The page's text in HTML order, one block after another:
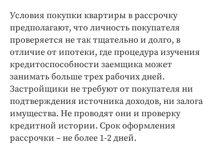
Условия покупки квартиры в рассрочку
предполагают, что личность покупателя
проверяется не так тщательно и долго, в
отличие от ипотеки, где процедура изучения
кредитоспособности заемщика может
занимать больше трех рабочих дней.
Застройщики не требуют от покупателя ни
подтверждения источника доходов, ни залога
имущества. Не проводят они и проверку
кредитной истории. Срок оформления
рассрочки – не более 1-2 дней.